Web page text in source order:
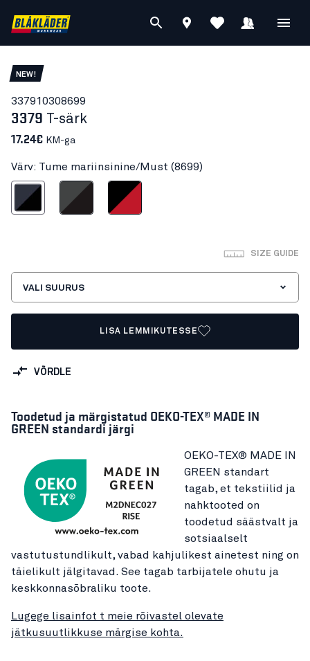
NEW!
337910308699
3379 T-särk
17.24€ KM-ga
Värv: Tume mariinsinine/Must (8699)
Must
Hall/Must Must/Punane
SIZE GUIDE
VALI SUURUS
LISA LEMMIKUTESSE
VÕRDLE
Toodetud ja märgistatud OEKO-TEX® MADE IN
GREEN standardi järgi
OEKO-TEX® MADE IN
GREEN standart
tagab, et tekstiilid ja
nahktooted on
toodetud säästvalt ja
sotsiaalselt
vastutustundlikult, vabad kahjulikest ainetest ning on
täielikult jälgitavad. See tagab tarbijatele ohutu ja
keskkonnasõbraliku toote.
Lugege lisainfot t meie rõivastel olevate
jätkusuutlikkuse märgise kohta.